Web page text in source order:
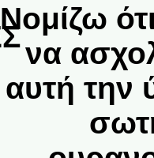
Νομίζω
να
αυτή την